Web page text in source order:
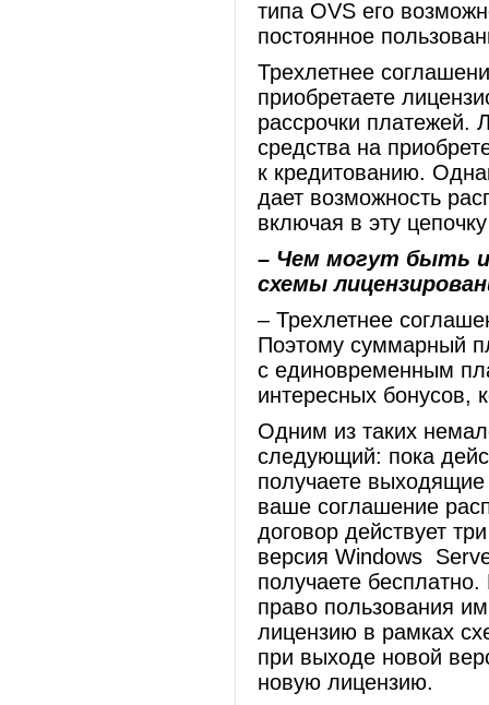
типа OVS его
постоянное
Трехлетнее
приобретаете
рассрочки платежей.
средства на
к кредитованию.
дает возможность
включая в эту
– Чем могут быть
схемы
– Трехлетнее
Поэтому суммарный
с единовременным
интересных бонусов,
Одним из таких
следующий: пока
получаете
ваше соглашение
договор действует
версия Windows
получаете
право пользования
лицензию в рамках
при выходе новой
новую лицензию.